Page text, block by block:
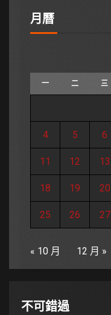
月曆
一 二 三
4 5 6
11 12 13
18 19 20
25 26 27
« 10 月 12 月 »
不可錯過